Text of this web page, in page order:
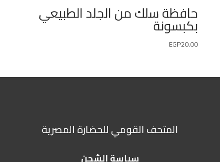
حافظة سلك من الجلد الطبيعي
بكبسونة
EGP20.00
المتحف القومي للحضارة المصرية
سياسة الشحن